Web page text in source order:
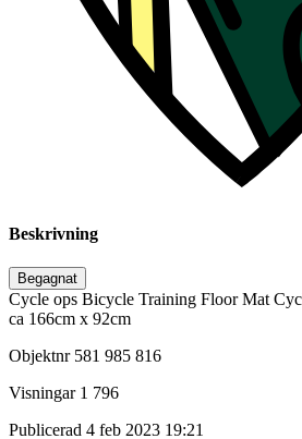
Beskrivning
Begagnat
Cycle ops Bicycle Training Floor Mat
ca 166cm x 92cm
Objektnr 581 985 816
Visningar 1 796
Publicerad 4 feb 2023 19:21